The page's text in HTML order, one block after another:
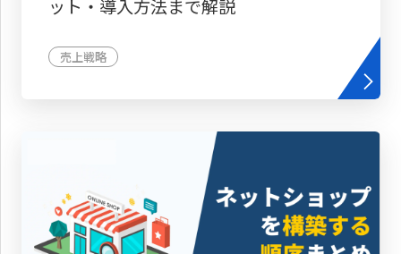
ット・導入方法まで解説
売上戦略